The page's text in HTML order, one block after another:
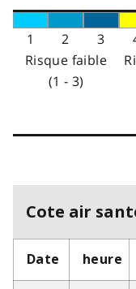
1 2 3
Risque faible
(1 - 3)
Cote air
Date heure